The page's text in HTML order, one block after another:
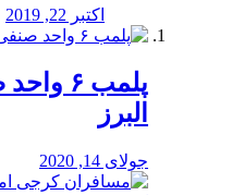
اکتبر 22, 2019
پلمب
البرز
جولای 14, 2020